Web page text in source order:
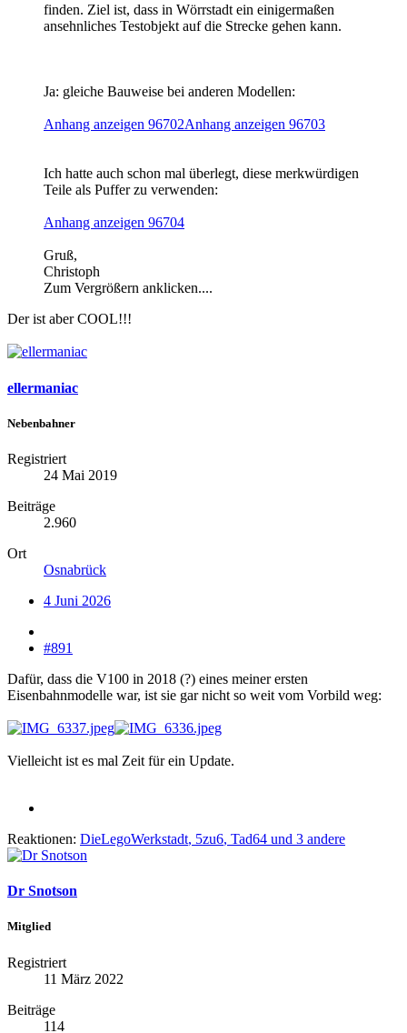
finden. Ziel ist, dass in Wörrstadt ein einigermaßen
ansehnliches Testobjekt auf die Strecke gehen kann.
Ja: gleiche Bauweise bei anderen Modellen:
Anhang anzeigen 96702Anhang anzeigen 96703
Ich hatte auch schon mal überlegt, diese merkwürdigen
Teile als Puffer zu verwenden:
Anhang anzeigen 96704
Gruß,
Christoph
Zum Vergrößern anklicken....
Der ist aber COOL!!!
ellermaniac
Nebenbahner
Registriert
24 Mai 2019
Beiträge
2.960
Ort
Osnabrück
4 Juni 2026
#891
Dafür, dass die V100 in 2018 (?) eines meiner ersten
Eisenbahnmodelle war, ist sie gar nicht so weit vom Vorbild weg:
Vielleicht ist es mal Zeit für ein Update.
Reaktionen: DieLegoWerkstadt, 5zu6, Tad64 und 3 andere
Dr Snotson
Mitglied
Registriert
11 März 2022
Beiträge
114